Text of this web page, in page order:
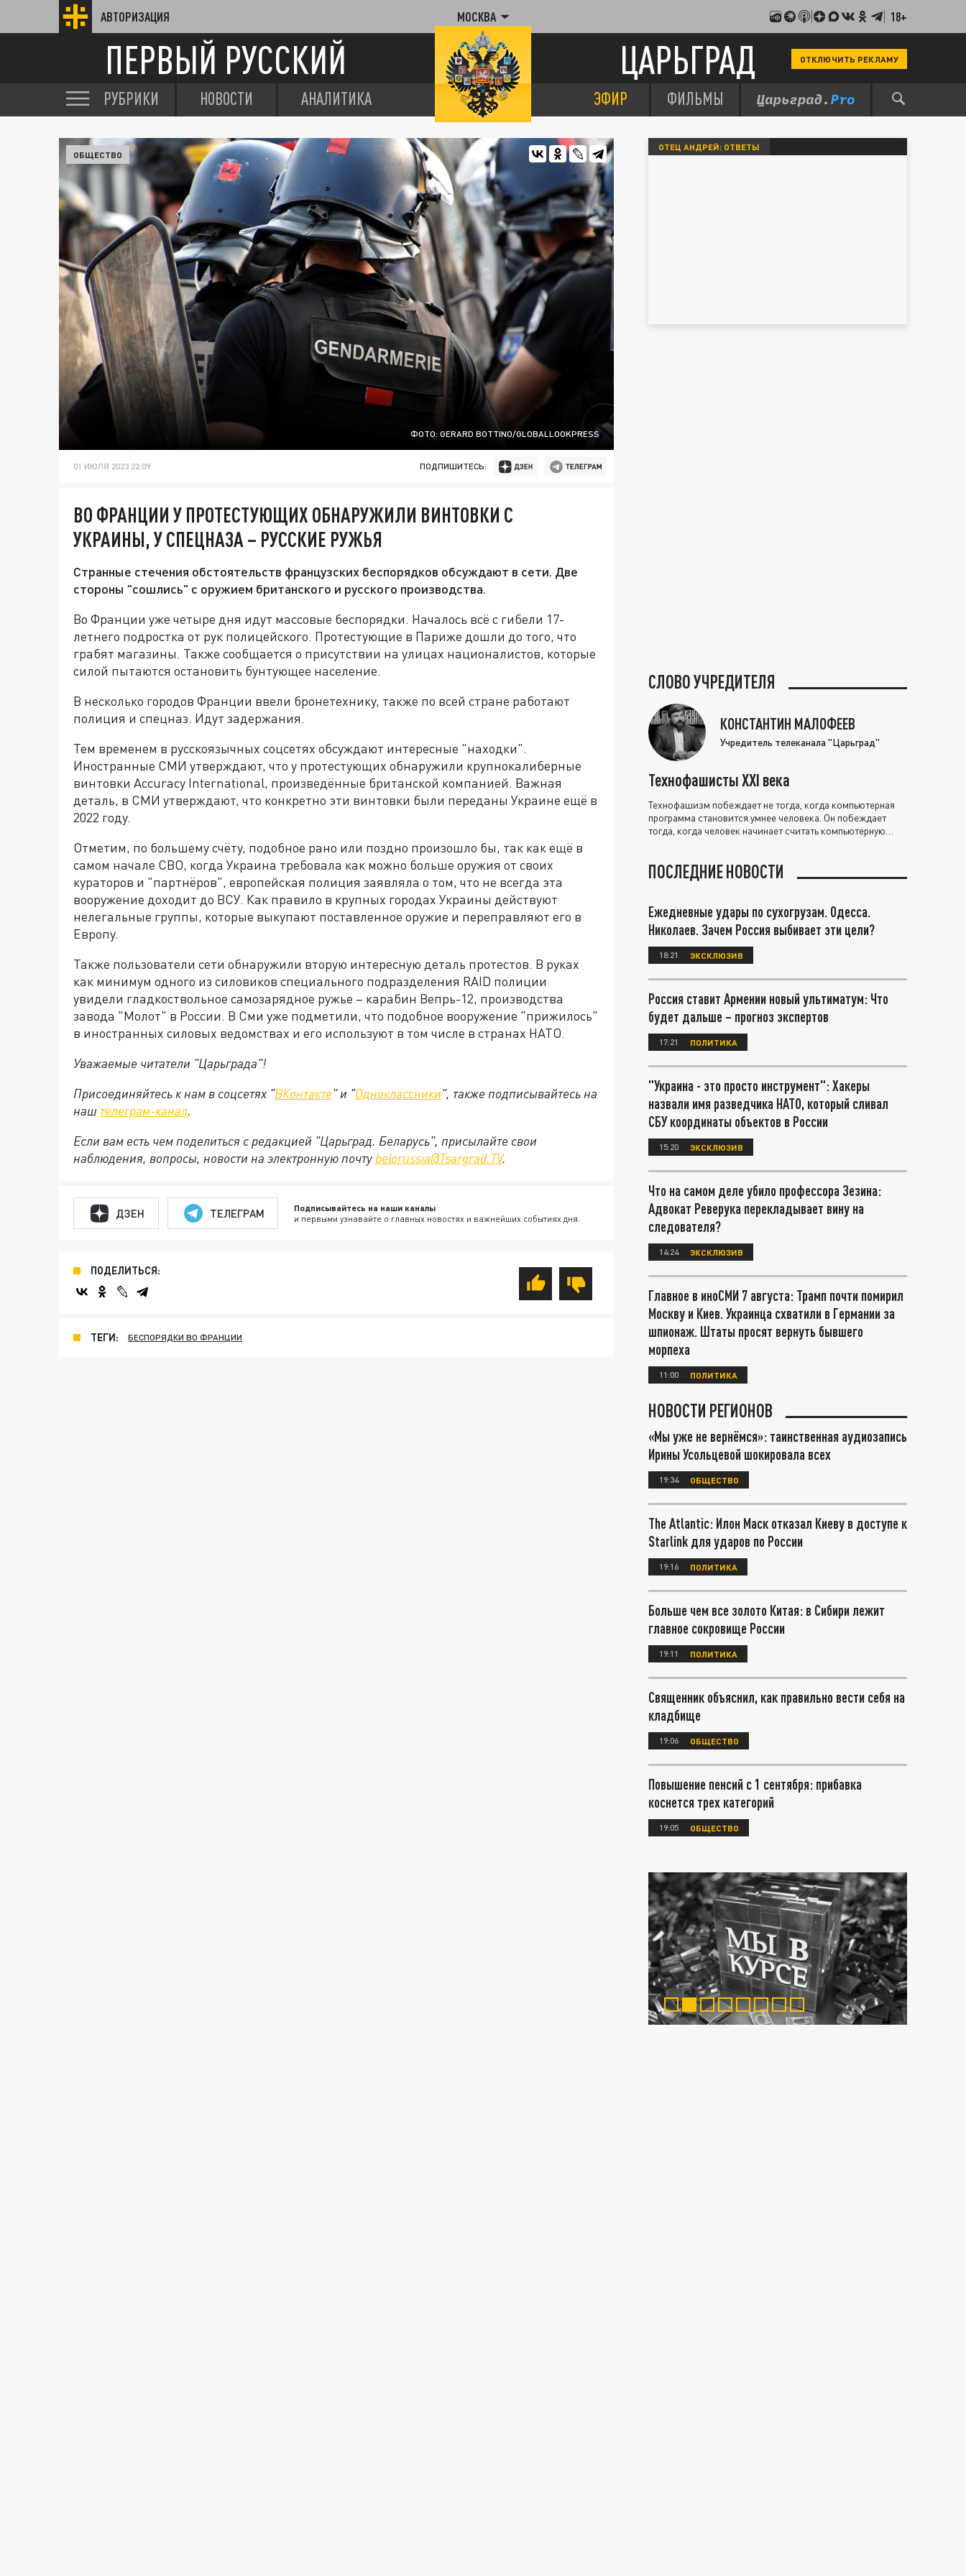
АВТОРИЗАЦИЯ МОСКВА 18+
ПЕРВЫЙ РУССКИЙ ЦАРЬГРАД ОТКЛЮЧИТЬ РЕКЛАМУ
РУБРИКИ НОВОСТИ АНАЛИТИКА ЭФИР ФИЛЬМЫ
ФОТО: GERARD BOTTINO/GLOBALLOOKPRESS
ОБЩЕСТВО
01 ИЮЛЯ 2023 22:09 ПОДПИШИТЕСЬ:
ВО ФРАНЦИИ У ПРОТЕСТУЮЩИХ ОБНАРУЖИЛИ ВИНТОВКИ С
УКРАИНЫ, У СПЕЦНАЗА – РУССКИЕ РУЖЬЯ
Странные стечения обстоятельств французских беспорядков обсуждают в сети. Две
стороны "сошлись" с оружием британского и русского производства.
Во Франции уже четыре дня идут массовые беспорядки. Началось всё с гибели 17-
летнего подростка от рук полицейского. Протестующие в Париже дошли до того, что
грабят магазины. Также сообщается о присутствии на улицах националистов, которые
силой пытаются остановить бунтующее население.
В несколько городов Франции ввели бронетехнику, также по всей стране работают
полиция и спецназ. Идут задержания.
Тем временем в русскоязычных соцсетях обсуждают интересные "находки".
Иностранные СМИ утверждают, что у протестующих обнаружили крупнокалиберные
винтовки Accuracy International, произведённые британской компанией. Важная
деталь, в СМИ утверждают, что конкретно эти винтовки были переданы Украине ещё в
2022 году.
Отметим, по большему счёту, подобное рано или поздно произошло бы, так как ещё в
самом начале СВО, когда Украина требовала как можно больше оружия от своих
кураторов и "партнёров", европейская полиция заявляла о том, что не всегда эта
вооружение доходит до ВСУ. Как правило в крупных городах Украины действуют
нелегальные группы, которые выкупают поставленное оружие и переправляют его в
Европу.
Также пользователи сети обнаружили вторую интересную деталь протестов. В руках
как минимум одного из силовиков специального подразделения RAID полиции
увидели гладкоствольное самозарядное ружье – карабин Вепрь-12, производства
завода "Молот" в России. В Сми уже подметили, что подобное вооружение "прижилось"
в иностранных силовых ведомствах и его используют в том числе в странах НАТО.
Уважаемые читатели "Царьграда"!
Присоединяйтесь к нам в соцсетях "ВКонтакте" и "Одноклассники", также подписывайтесь на
наш телеграм-канал.
Если вам есть чем поделиться с редакцией "Царьград. Беларусь", присылайте свои
наблюдения, вопросы, новости на электронную почту belorussia@Tsargrad.TV.
ДЗЕН ТЕЛЕГРАМ Подписывайтесь на наши каналы
и первыми узнавайте о главных новостях и важнейших событиях дня.
ПОДЕЛИТЬСЯ:
ТЕГИ: БЕСПОРЯДКИ ВО ФРАНЦИИ
ОТЕЦ АНДРЕЙ: ОТВЕТЫ
СЛОВО УЧРЕДИТЕЛЯ
КОНСТАНТИН МАЛОФЕЕВ
Учредитель телеканала "Царьград"
Технофашисты XXI века
Технофашизм побеждает не тогда, когда компьютерная
программа становится умнее человека. Он побеждает
тогда, когда человек начинает считать компьютерную
ПОСЛЕДНИЕ НОВОСТИ
Ежедневные удары по сухогрузам. Одесса.
Николаев. Зачем Россия выбивает эти цели?
18:21 ЭКСКЛЮЗИВ
Россия ставит Армении новый ультиматум: Что
будет дальше – прогноз экспертов
17:21 ПОЛИТИКА
"Украина - это просто инструмент": Хакеры
назвали имя разведчика НАТО, который сливал
СБУ координаты объектов в России
15:20 ЭКСКЛЮЗИВ
Что на самом деле убило профессора Зезина:
Адвокат Реверука перекладывает вину на
следователя?
14:24 ЭКСКЛЮЗИВ
Главное в иноСМИ 7 августа: Трамп почти помирил
Москву и Киев. Украинца схватили в Германии за
шпионаж. Штаты просят вернуть бывшего
морпеха
11:00 ПОЛИТИКА
НОВОСТИ РЕГИОНОВ
«Мы уже не вернёмся»: таинственная аудиозапись
Ирины Усольцевой шокировала всех
19:34 ОБЩЕСТВО
The Atlantic: Илон Маск отказал Киеву в доступе к
Starlink для ударов по России
19:16 ПОЛИТИКА
Больше чем все золото Китая: в Сибири лежит
главное сокровище России
19:11 ПОЛИТИКА
Священник объяснил, как правильно вести себя на
кладбище
19:06 ОБЩЕСТВО
Повышение пенсий с 1 сентября: прибавка
коснется трех категорий
19:05 ОБЩЕСТВО